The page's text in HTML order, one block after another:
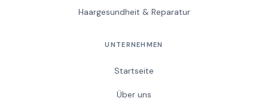
Haargesundheit & Reparatur
UNTERNEHMEN
Startseite
Über uns